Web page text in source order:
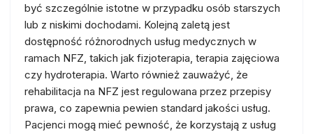
być szczególnie istotne w przypadku osób starszych
lub z niskimi dochodami. Kolejną zaletą jest
dostępność różnorodnych usług medycznych w
ramach NFZ, takich jak fizjoterapia, terapia zajęciowa
czy hydroterapia. Warto również zauważyć, że
rehabilitacja na NFZ jest regulowana przez przepisy
prawa, co zapewnia pewien standard jakości usług.
Pacjenci mogą mieć pewność, że korzystają z usług